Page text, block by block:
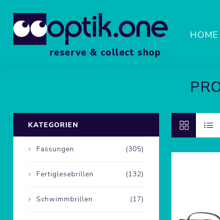
reserve & collect shop
HOME
KATEGORIEN
(305)
Fassungen
(132)
Fertiglesebrillen
(17)
Schwimmbrillen